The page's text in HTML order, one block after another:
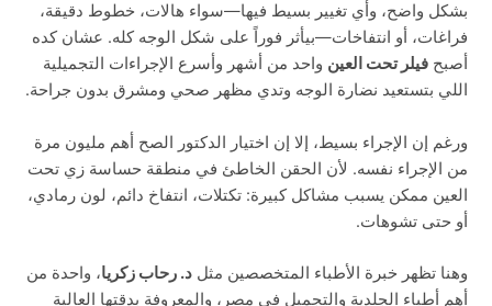
بشكل واضح، وأي تغيير بسيط فيها—سواء هالات، خطوط دقيقة،
فراغات، أو انتفاخات—بيأثر فوراً على شكل الوجه كله. عشان كده
أصبحفيلر تحت العين واحد من أشهر وأسرع الإجراءات التجميلية
اللي بتستعيد نضارة الوجه وتدي مظهر صحي ومشرق بدون جراحة.
ورغم إن الإجراء بسيط، إلا إن اختيار الدكتور الصح أهم مليون مرة
من الإجراء نفسه. لأن الحقن الخاطئ في منطقة حساسة زي تحت
العين ممكن يسبب مشاكل كبيرة: تكتلات، انتفاخ دائم، لون رمادي،
أو حتى تشوهات.
وهنا تظهر خبرة الأطباء المتخصصين مثلد. رحاب زكريا، واحدة من
أهم أطباء الجلدية والتجميل في مصر، والمعروفة بدقتها العالية